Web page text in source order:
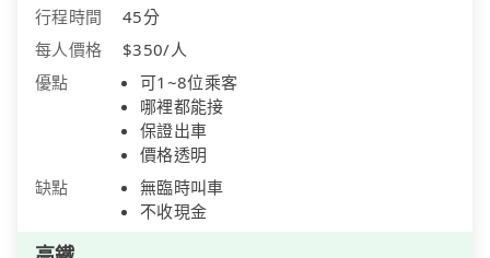
行程時間
45分
每人價格
$350/人
優點
可1~8位乘客
哪裡都能接
保證出車
價格透明
缺點
無臨時叫車
不收現金